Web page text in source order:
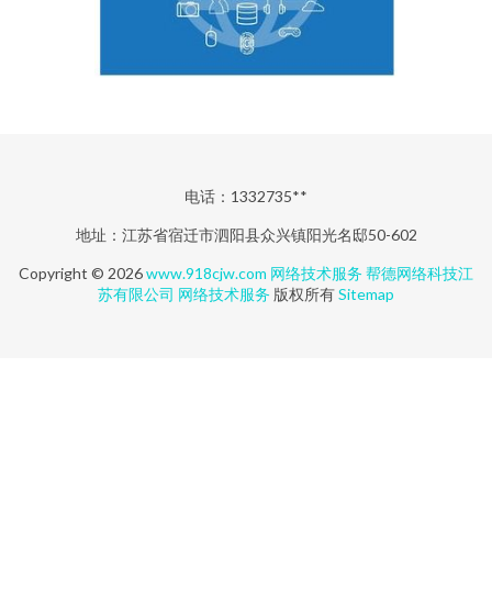
电话：1332735**
地址：江苏省宿迁市泗阳县众兴镇阳光名邸50-602
Copyright © 2026www.918cjw.com 网络技术服务 帮德网络科技江
苏有限公司 网络技术服务 版权所有Sitemap